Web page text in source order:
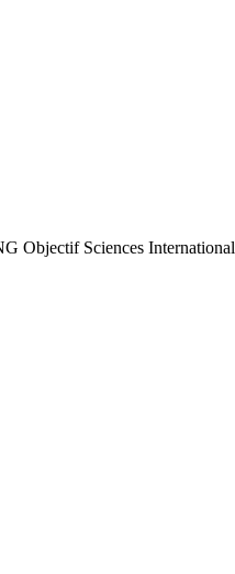
Objectif Sciences International